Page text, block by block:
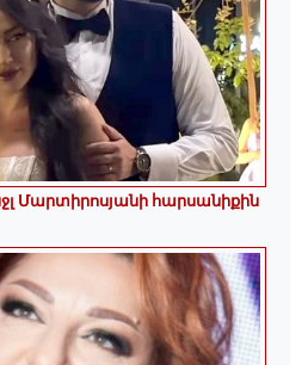
Մարտիրոսյանի հարսանիքին